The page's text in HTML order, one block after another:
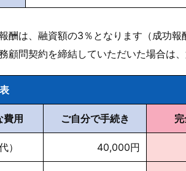
酬は、融資額の3％となります（成功報
顧問契約を締結していただいた場合は
用 ご自分で手続き
） 40,000円